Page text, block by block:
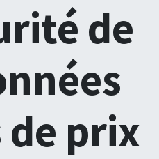
de
de prix